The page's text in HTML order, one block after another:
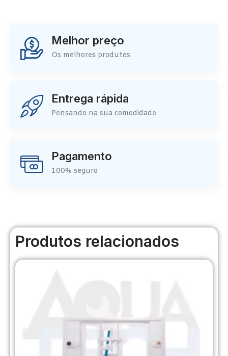
Melhor preço
Os melhores produtos
Entrega rápida
Pensando na sua comodidade
Pagamento
100% seguro
Produtos relacionados